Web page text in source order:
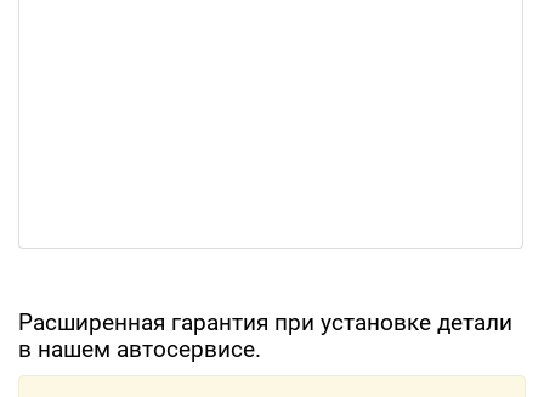
Расширенная гарантия при установке детали
в нашем автосервисе.